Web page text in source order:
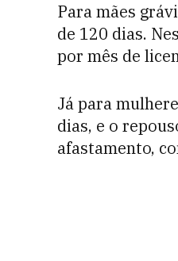
Para mães
de 120 dias.
por mês de
Já para
dias, e o
afastamento,